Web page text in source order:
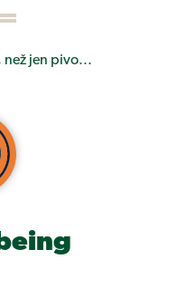
než jen pivo...